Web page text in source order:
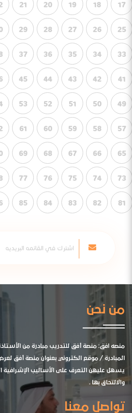
17
18
19
20
21
25
26
27
28
29
33
34
35
36
37
41
42
43
44
45
49
50
51
52
53
57
58
59
60
61
65
66
67
68
69
73
74
75
76
77
81
82
83
84
85
من نحن
منصه افق: منصة أفق للتدريب مبادرة من
المبادرة / موقع الكتروني بعنوان منصة أفق
يسهل عليهن التعرف على الأساليب
والالتحاق بها .
تواصل معنا